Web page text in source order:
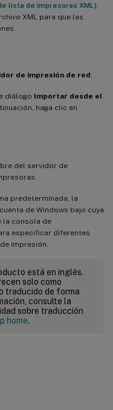
lista de impresoras XML).
XML para que las
de impresión de red
diálogo Importar desde el
haga clic en
del servidor de
predeterminada, la
de Windows bajo cuya
la consola de
especificar diferentes
impresión.
está en inglés.
solo como
traducido de forma
consulte la
sobre traducción
home.